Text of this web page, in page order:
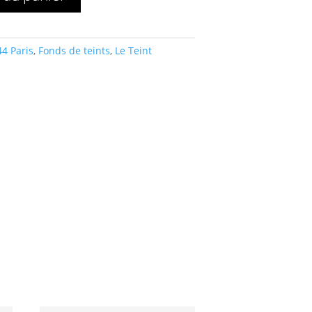
Paris, Fonds de teints, Le Teint